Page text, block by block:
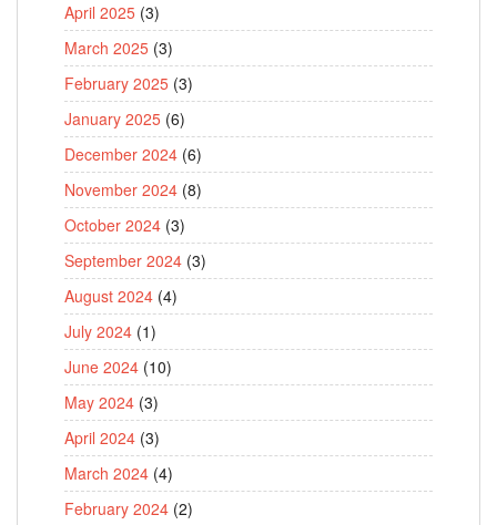
April 2025 (3)
March 2025 (3)
February 2025 (3)
January 2025 (6)
December 2024 (6)
November 2024 (8)
October 2024 (3)
September 2024 (3)
August 2024 (4)
July 2024 (1)
June 2024 (10)
May 2024 (3)
April 2024 (3)
March 2024 (4)
February 2024 (2)